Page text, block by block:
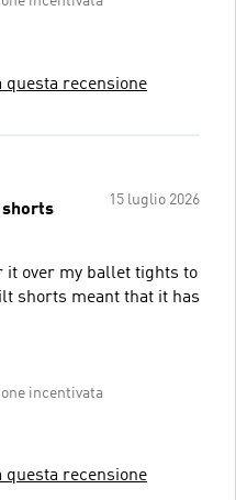
questa recensione
15 luglio 2026
it over my ballet tights to
shorts meant that it has
incentivata
questa recensione